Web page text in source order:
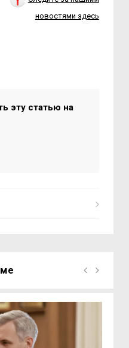
новостями здесь
эту статью на